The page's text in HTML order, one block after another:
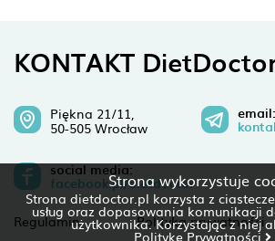
Strona wykorzystuje
Strona dietdoctor.pl korzysta z
usług oraz dopasowania komunikacji
użytkownika. Korzystając z niej
Politykę Prywatności
KONTAKT
Piękna 21/11,
50-505 Wrocław
email:
social media:
facebook.pl/dietdoctor
Regulamin Polityka prywatności